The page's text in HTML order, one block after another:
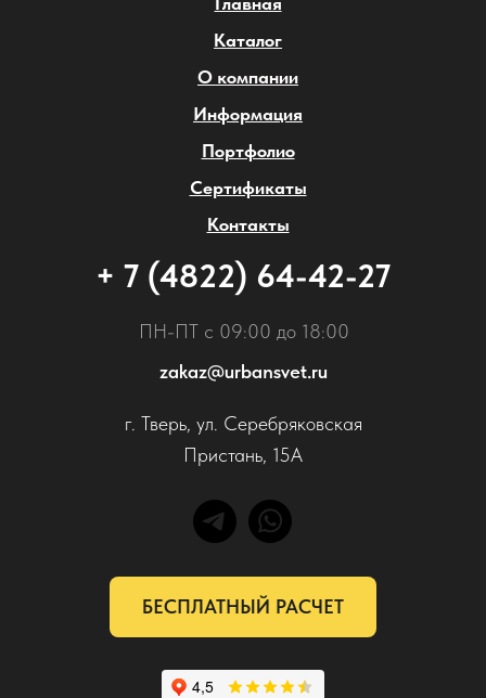
Каталог
О компании
Информация
Портфолио
Сертификаты
Контакты
ПН-ПТ с 09:00 до 18:00
г. Тверь, ул. Серебряковская
Пристань, 15А
БЕСПЛАТНЫЙ РАСЧЕТ
+ 7 (4822) 64-42-27
zakaz@urbansvet.ru